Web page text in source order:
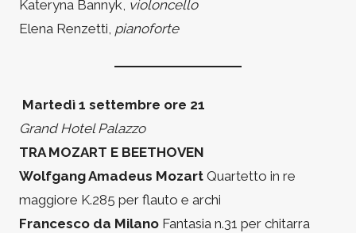
Kateryna Bannyk, violoncello
Elena Renzetti, pianoforte
Martedì 1 settembre ore 21
Grand Hotel Palazzo
TRA MOZART E BEETHOVEN
Wolfgang Amadeus Mozart Quartetto in re
maggiore K.285 per flauto e archi
Francesco da Milano Fantasia n.31 per chitarra